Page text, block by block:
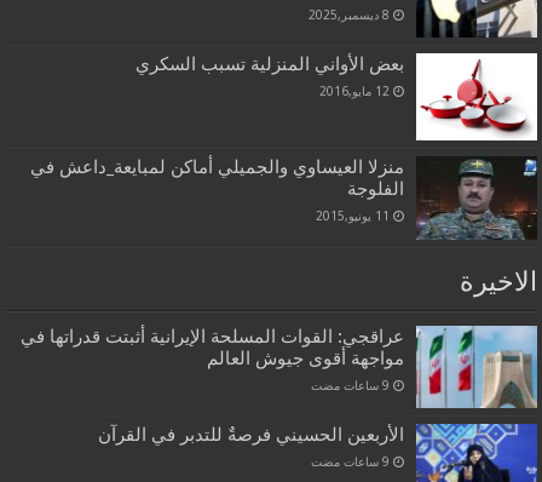
8 ديسمبر,2025
بعض الأواني المنزلية تسبب السكري
12 مايو,2016
منزلا العيساوي والجميلي أماكن لمبايعة_داعش في
الفلوجة
11 يونيو,2015
الاخيرة
عراقجي: القوات المسلحة الإيرانية أثبتت قدراتها في
مواجهة أقوى جيوش العالم
الأربعين الحسيني فرصةٌ للتدبر في القرآن